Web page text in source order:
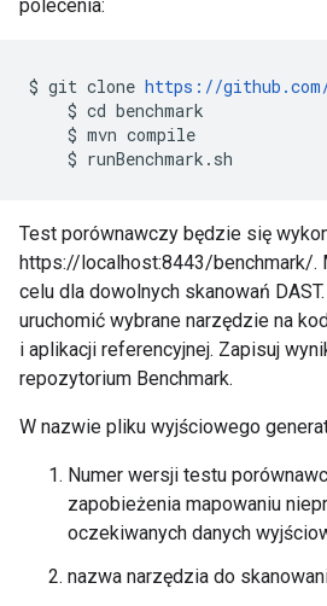
polecenia:
$ git clone https://github.com/
    $ cd benchmark
    $ mvn compile
    $ runBenchmark.sh
Test porównawczy będzie się
https://localhost:8443/benchmark/.
celu dla dowolnych skanowań
uruchomić wybrane narzędzie na
i aplikacji referencyjnej. Zapisuj
repozytorium Benchmark.
W nazwie pliku wyjściowego
Numer wersji testu
zapobieżenia mapowaniu
oczekiwanych danych
nazwa narzędzia do